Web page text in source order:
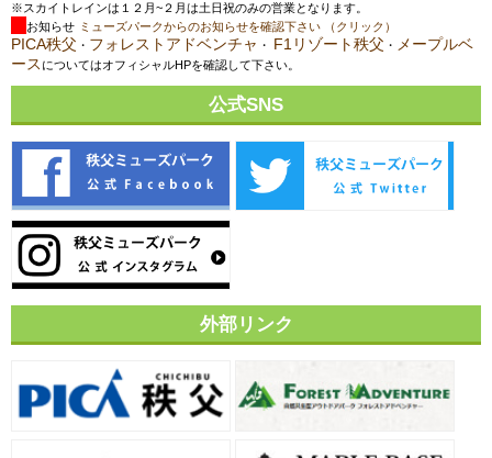
※スカイトレインは１２月~２月は土日祝のみの営業となります。
お知らせ ミューズパークからのお知らせを確認下さい （クリック）
PICA秩父 ・ フォレストアドベンチャ ・ F1リゾート秩父 ・ メープルベ
ース についてはオフィシャルHPを確認して下さい。
公式SNS
外部リンク